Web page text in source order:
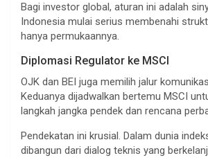
Bagi investor global, aturan ini adalah
Indonesia mulai serius membenahi
hanya permukaannya.
Diplomasi Regulator ke MSCI
OJK dan BEI juga memilih jalur
Keduanya dijadwalkan bertemu MSCI
langkah jangka pendek dan rencana
Pendekatan ini krusial. Dalam dunia
dibangun dari dialog teknis yang